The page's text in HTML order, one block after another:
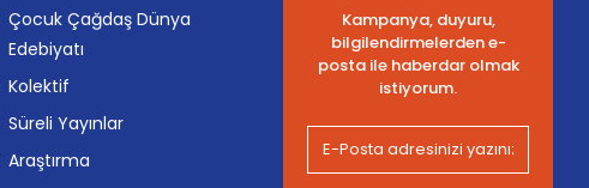
Çocuk Çağdaş Dünya
Edebiyatı
Kolektif
Süreli Yayınlar
Araştırma
Kampanya, duyuru,
bilgilendirmelerden e-
posta ile haberdar olmak
istiyorum.